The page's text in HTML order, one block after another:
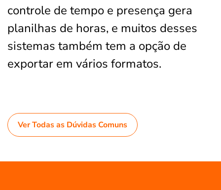
controle de tempo e presença gera
planilhas de horas, e muitos desses
sistemas também tem a opção de
exportar em vários formatos.
Ver Todas as Dúvidas Comuns